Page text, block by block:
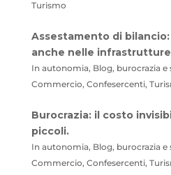
Turismo
Assestamento di
anche nelle
In autonomia, Blog, burocrazia e
Commercio, Confesercenti,
Burocrazia: il costo
piccoli.
In autonomia, Blog, burocrazia e
Commercio, Confesercenti,